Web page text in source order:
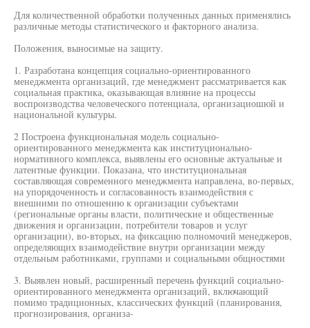
Для количественной обработки полученных данных применялись
различные методы статистического и факторного анализа.
Положения, выносимые на защиту.
1. Разработана концепция социально-ориентированного
менеджмента организаций, где менеджмент рассматривается как
социальная практика, оказывающая влияние на процессы
воспроизводства человеческого потенциала, организациошюй и
национальной культуры.
2 Построена функциональная модель социально-
ориентированного менеджмента как институционально-
нормативного комплекса, выявлены его основные актуальные и
латентные функции. Показана, что институциональная
составляющая современного менеджмента направлена, во-первых,
на упорядоченность и согласованность взаимодействия с
внешними по отношению к организации субъектами
(региональные органы власти, политические и общественные
движения и организации, потребители товаров и услуг
организации), во-вторых, на фиксацию полномочий менеджеров,
определяющих взаимодействие внутри организации между
отдельным работниками, группами и социальными общностями
3. Выявлен новый, расширенный перечень функций социально-
ориентированного менеджмента организаций, включающий
помимо традиционных, классических функций (планирования,
прогнозирования, организа-